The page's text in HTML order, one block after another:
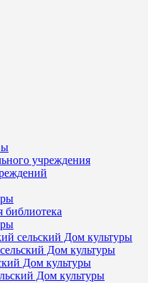
учреждения
библиотека
сельский Дом культуры
Дом культуры
Дом культуры
Дом культуры